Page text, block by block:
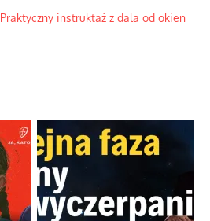
Praktyczny instruktaż z dala od okien